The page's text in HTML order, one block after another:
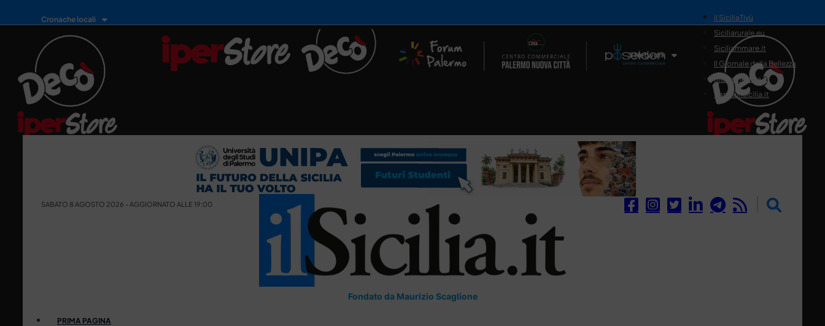
Cronache locali
Il Network
il SiciliaTivù
Siciliarurale.eu
Siciliammare.it
Il Giornale della Bellezza
Siciliamedica.it
Sanitainsicilia.it
SABATO 8 AGOSTO 2026 - AGGIORNATO ALLE 19:00
Fondato da Maurizio Scaglione
PRIMA PAGINA